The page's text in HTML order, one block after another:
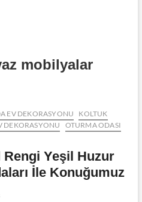
mobilyalar
EV DEKORASYONU
KOLTUK
DEKORASYONU
OTURMA ODASI
Rengi Yeşil Huzur
İle Konuğumuz